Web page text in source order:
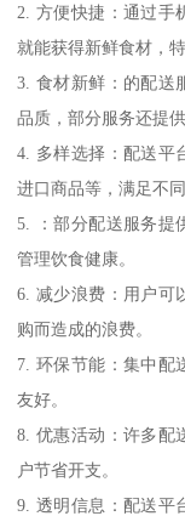
2. 方便快捷：通过手
就能获得新鲜食材，
3. 食材新鲜：的配送
品质，部分服务还提
4. 多样选择：配送平
进口商品等，满足不
5. ：部分配送服务提
管理饮食健康。
6. 减少浪费：用户可
购而造成的浪费。
7. 环保节能：集中配
友好。
8. 优惠活动：许多配
户节省开支。
9. 透明信息：配送平